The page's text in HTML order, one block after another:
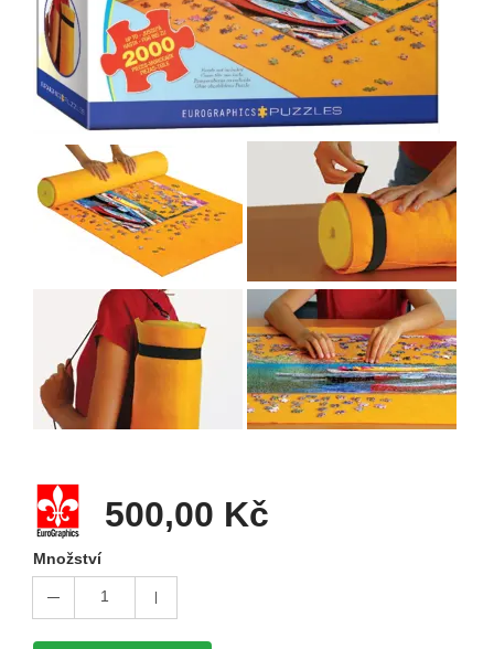
500,00 Kč
Množství
1